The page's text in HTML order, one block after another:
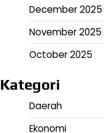
December 2025
November 2025
October 2025
Kategori
Daerah
Ekonomi